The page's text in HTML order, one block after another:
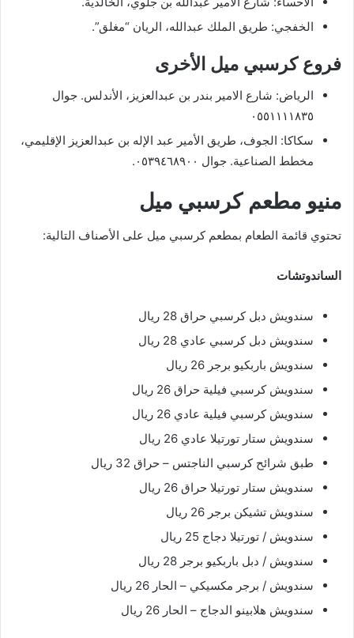
الخفجي: طريق الملك عبدالله، الريان “مغلق”.
فروع كرسبي ميل الأخرى
الرياض: شارع الامير بندر بن عبدالعزيز، الأندلس. جوال
٠٥٥١١١١٨٣٥
سكاكا: الجوف، طريق الأمير عبد الإله بن عبدالعزيز الإقليمي،
مخطط الصناعية. جوال ٠٥٣٩٤٦٨٩٠٠.
منيو مطعم كرسبي ميل
تحتوي قائمة الطعام بمطعم كرسبي ميل على الأصناف التالية:
الساندوتشات
سندويش دبل كرسبي حراق 28 ريال
سندويش دبل كرسبي عادي 28 ريال
سندويش باربكيو برجر 26 ريال
سندويش كرسبي فيلية حراق 26 ريال
سندويش كرسبي فيلية عادي 26 ريال
سندويش ستار تورتيلا عادي 26 ريال
طبق شرائح كرسبي الناجتس – حراق 32 ريال
سندويش ستار تورتيلا حراق 26 ريال
سندويش تشيكن برجر 26 ريال
سندويش / تورتيلا دجاج 25 ريال
سندويش / دبل باربكيو برجر 28 ريال
سندويش / برجر مكسيكي – الحار 26 ريال
سندويش هلابينو الدجاج – الحار 26 ريال